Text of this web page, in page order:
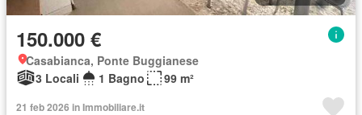
150.000 €
Casabianca, Ponte Buggianese
3 Locali
1 Bagno 99 m²
21 feb 2026 in Immobiliare.it